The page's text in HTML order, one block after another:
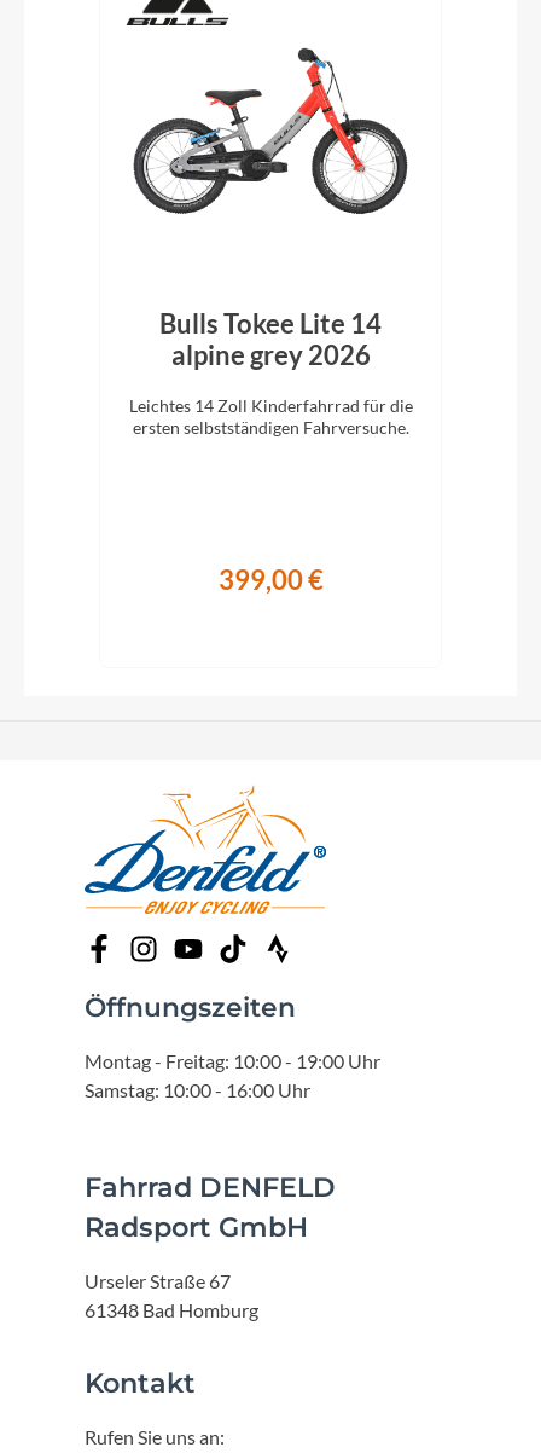
Bulls Tokee Lite 14
alpine grey 2026
Leichtes 14 Zoll Kinderfahrrad für die
ersten selbstständigen Fahrversuche.
399,00 €
Öffnungszeiten
Montag - Freitag: 10:00 - 19:00 Uhr
Samstag: 10:00 - 16:00 Uhr
Fahrrad DENFELD
Radsport GmbH
Urseler Straße 67
61348 Bad Homburg
Kontakt
Rufen Sie uns an: